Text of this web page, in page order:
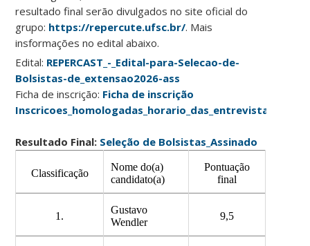
resultado final serão divulgados no site oficial do
grupo: https://repercute.ufsc.br/. Mais
insformações no edital abaixo.
Edital: REPERCAST_-_Edital-para-Selecao-de-
Bolsistas-de_extensao2026-ass
Ficha de inscrição: Ficha de inscrição
Inscricoes_homologadas_horario_das_entrevistas
Resultado Final: Seleção de Bolsistas_Assinado
Classificação
Nome do(a)
candidato(a)
Pontuação
final
1.
Gustavo
Wendler
9,5